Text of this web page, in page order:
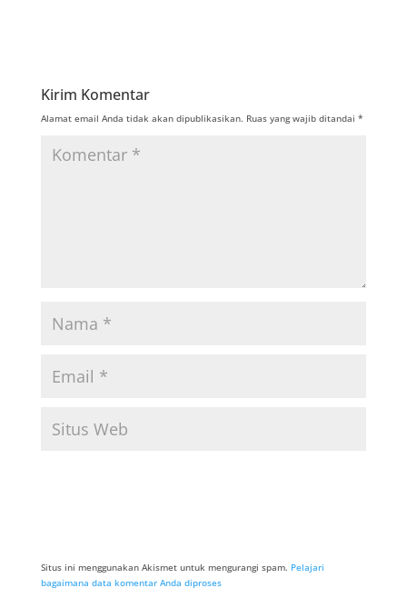
Kirim Komentar
Alamat email Anda tidak akan dipublikasikan. Ruas yang wajib ditandai *
Situs ini menggunakan Akismet untuk mengurangi spam. Pelajari
bagaimana data komentar Anda diproses